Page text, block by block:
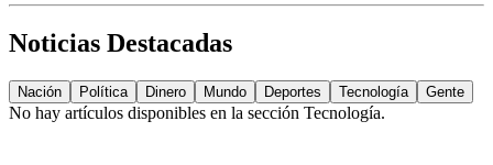
Noticias Destacadas
Nación Política Dinero Mundo Deportes Tecnología Gente
No hay artículos disponibles en la sección Tecnología.